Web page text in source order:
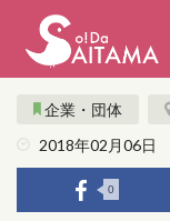
娯楽・観光
企業・団体
2018年02月06日
0